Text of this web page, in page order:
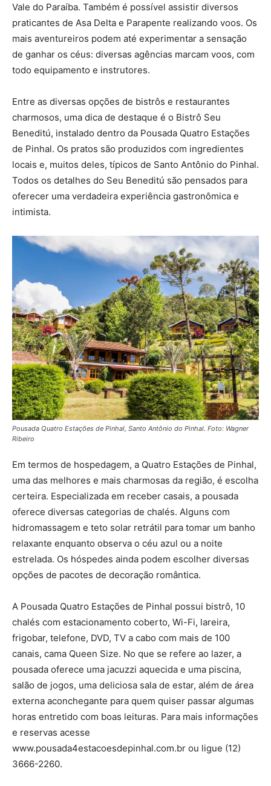
Vale do Paraíba. Também é possível assistir diversos
praticantes de Asa Delta e Parapente realizando voos. Os
mais aventureiros podem até experimentar a sensação
de ganhar os céus: diversas agências marcam voos, com
todo equipamento e instrutores.
Entre as diversas opções de bistrôs e restaurantes
charmosos, uma dica de destaque é o Bistrô Seu
Beneditú, instalado dentro da Pousada Quatro Estações
de Pinhal. Os pratos são produzidos com ingredientes
locais e, muitos deles, típicos de Santo Antônio do Pinhal.
Todos os detalhes do Seu Beneditú são pensados para
oferecer uma verdadeira experiência gastronômica e
intimista.
Pousada Quatro Estações de Pinhal, Santo Antônio do Pinhal. Foto: Wagner
Ribeiro
Em termos de hospedagem, a Quatro Estações de Pinhal,
uma das melhores e mais charmosas da região, é escolha
certeira. Especializada em receber casais, a pousada
oferece diversas categorias de chalés. Alguns com
hidromassagem e teto solar retrátil para tomar um banho
relaxante enquanto observa o céu azul ou a noite
estrelada. Os hóspedes ainda podem escolher diversas
opções de pacotes de decoração romântica.
A Pousada Quatro Estações de Pinhal possui bistrô, 10
chalés com estacionamento coberto, Wi-Fi, lareira,
frigobar, telefone, DVD, TV a cabo com mais de 100
canais, cama Queen Size. No que se refere ao lazer, a
pousada oferece uma jacuzzi aquecida e uma piscina,
salão de jogos, uma deliciosa sala de estar, além de área
externa aconchegante para quem quiser passar algumas
horas entretido com boas leituras. Para mais informações
e reservas acesse
www.pousada4estacoesdepinhal.com.br ou ligue (12)
3666-2260.